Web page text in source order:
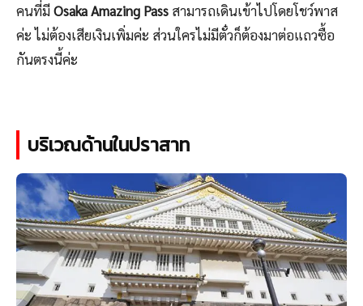
คนที่มีOsaka Amazing Pass สามารถเดินเข้าไปโดยโชว์พาส
ค่ะ ไม่ต้องเสียเงินเพิ่มค่ะ ส่วนใครไม่มีตั๋วก็ต้องมาต่อแถวซื้อ
กันตรงนี้ค่ะ
บริเวณด้านในปราสาท